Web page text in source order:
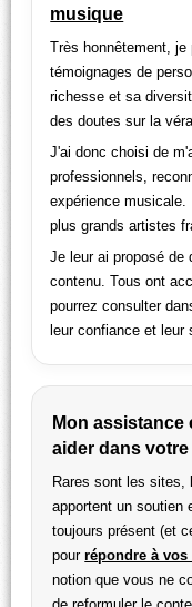
musique
Très honnêtement,
témoignages de
richesse et sa
des doutes sur la
J'ai donc choisi de
professionnels,
expérience
plus grands artistes
Je leur ai proposé de
contenu. Tous ont
pourrez consulter
leur confiance et leur
Mon
aider dans
Rares sont les sites,
apportent un soutien
toujours présent (et
pourrépondre à
notion que vous ne